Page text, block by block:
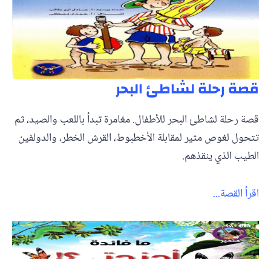
قصة رحلة لشاطئ البحر
قصة رحلة لشاطئ البحر للأطفال. مغامرة تبدأ باللعب والصيد، ثم
تتحول لغوص مثير لمقابلة الأخطبوط، القرش الخطر، والدولفين
الطيب الذي ينقذهم.
اقرأ القصة...